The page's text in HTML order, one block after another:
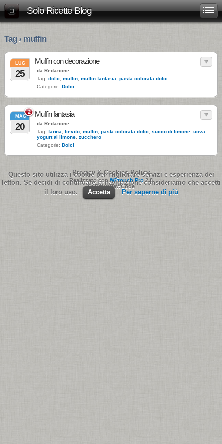
Solo Ricette Blog
Tag › muffin
LUG
25
Muffin con decorazione
da Redazione
Tag: dolci muffin muffin fantasia
pasta colorata dolci
Categorie: Dolci
2
MAG
20
Muffin fantasia
da Redazione
Tag: farina lievito muffin pasta colorata dolci succo di limone uova
yogurt al limone zucchero
Categorie: Dolci
Questo sito utilizza i cookie per migliorare servizi e esperienza dei
lettori. Se decidi di continuare la navigazione consideriamo che accetti
il loro uso.
Accetta Per saperne di più
Privacy & Cookies Policy
Realizzato conWPtouch Pro2.8
Di BraveNewCode